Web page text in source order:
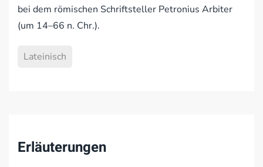
bei dem römischen Schriftsteller Petronius Arbiter
(um 14–66 n. Chr.).
Lateinisch
Erläuterungen